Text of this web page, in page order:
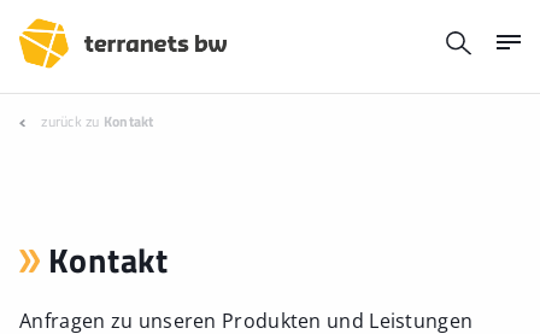
zurück zu Kontakt
Kontakt
Anfragen zu unseren Produkten und Leistungen